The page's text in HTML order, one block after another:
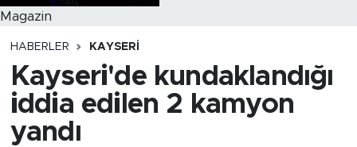
Magazin
HABERLER KAYSERI
Kayseri'de kundaklandığı
iddia edilen 2 kamyon
yandı